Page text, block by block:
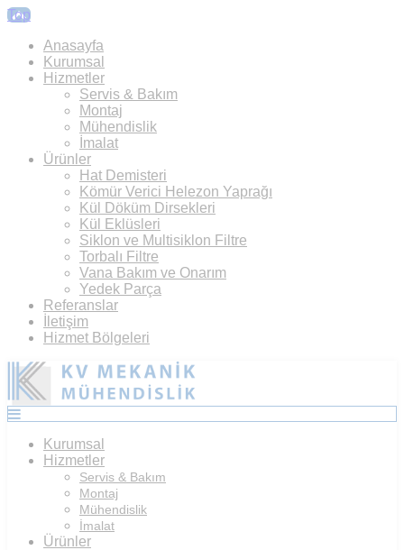
Top
Anasayfa
Kurumsal
Hizmetler
Servis & Bakım
Montaj
Mühendislik
İmalat
Ürünler
Hat Demisteri
Kömür Verici Helezon Yaprağı
Kül Döküm Dirsekleri
Kül Eklüsleri
Siklon ve Multisiklon Filtre
Torbalı Filtre
Vana Bakım ve Onarım
Yedek Parça
Referanslar
İletişim
Hizmet Bölgeleri
Kurumsal
Hizmetler
Servis & Bakım
Montaj
Mühendislik
İmalat
Ürünler